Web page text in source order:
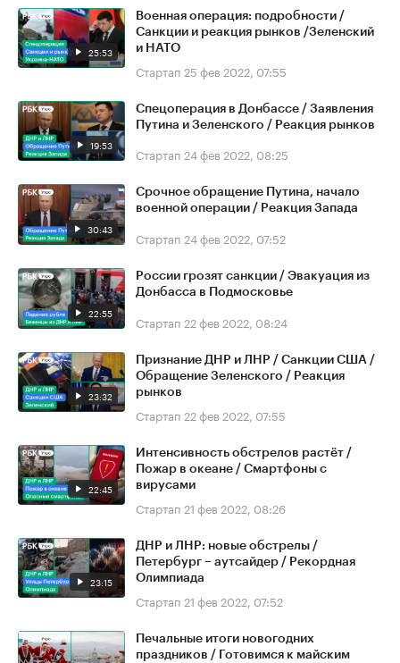
25:53
Военная операция: подробности /
Санкции и реакция рынков /Зеленский
и НАТО
Стартап 25 фев 2022, 07:55
19:53
Спецоперация в Донбассе / Заявления
Путина и Зеленского / Реакция рынков
Стартап 24 фев 2022, 08:25
30:43
Срочное обращение Путина, начало
военной операции / Реакция Запада
Стартап 24 фев 2022, 07:52
22:55
России грозят санкции / Эвакуация из
Донбасса в Подмосковье
Стартап 22 фев 2022, 08:24
23:32
Признание ДНР и ЛНР / Санкции США /
Обращение Зеленского / Реакция
рынков
Стартап 22 фев 2022, 07:55
22:45
Интенсивность обстрелов растёт /
Пожар в океане / Смартфоны с
вирусами
Стартап 21 фев 2022, 08:26
23:15
ДНР и ЛНР: новые обстрелы /
Петербург – аутсайдер / Рекордная
Олимпиада
Стартап 21 фев 2022, 07:52
Печальные итоги новогодних
праздников / Готовимся к майским